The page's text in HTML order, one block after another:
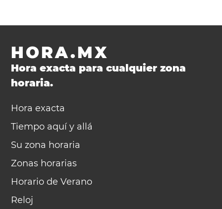
HORA.MX
Hora exacta para cualquier zona
horaria.
Hora exacta
Tiempo aquí y allá
Su zona horaria
Zonas horarias
Horario de Verano
Reloj